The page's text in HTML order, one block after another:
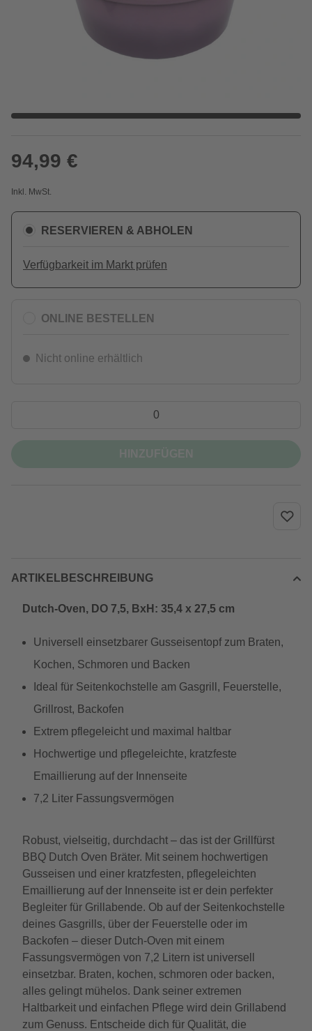
94,99 €
Inkl. MwSt.
RESERVIEREN & ABHOLEN
Verfügbarkeit im Markt prüfen
ONLINE BESTELLEN
Nicht online erhältlich
ARTIKELBESCHREIBUNG
Dutch-Oven, DO 7,5, BxH: 35,4 x 27,5 cm
Universell einsetzbarer Gusseisentopf zum Braten,
Kochen, Schmoren und Backen
Ideal für Seitenkochstelle am Gasgrill, Feuerstelle,
Grillrost, Backofen
Extrem pflegeleicht und maximal haltbar
Hochwertige und pflegeleichte, kratzfeste
Emaillierung auf der Innenseite
7,2 Liter Fassungsvermögen
Robust, vielseitig, durchdacht – das ist der Grillfürst
BBQ Dutch Oven Bräter. Mit seinem hochwertigen
Gusseisen und einer kratzfesten, pflegeleichten
Emaillierung auf der Innenseite ist er dein perfekter
Begleiter für Grillabende. Ob auf der Seitenkochstelle
deines Gasgrills, über der Feuerstelle oder im
Backofen – dieser Dutch-Oven mit einem
Fassungsvermögen von 7,2 Litern ist universell
einsetzbar. Braten, kochen, schmoren oder backen,
alles gelingt mühelos. Dank seiner extremen
Haltbarkeit und einfachen Pflege wird dein Grillabend
zum Genuss. Entscheide dich für Qualität, die